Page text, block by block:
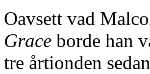
Oavsett vad
Grace borde han
tre årtionden